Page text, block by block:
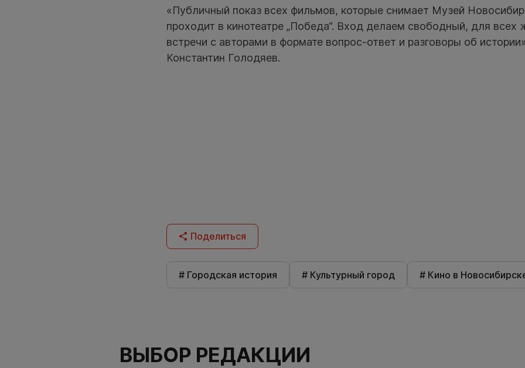
«Публичный показ всех фильмов, которые снимает Музей
проходит в кинотеатре „Победа“. Вход делаем свободный, для
встречи с авторами в формате вопрос-ответ и разговоры об
Константин Голодяев.
Поделиться
# Городская история # Культурный город # Кино в
ВЫБОР РЕДАКЦИИ